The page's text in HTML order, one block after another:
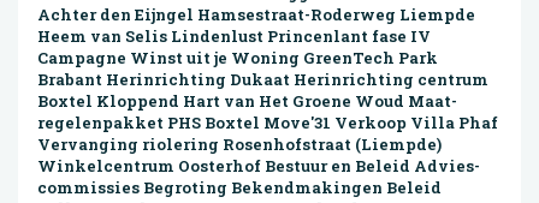
Achter den Eijngel Hamse­straat-Roderweg Liempde
Heem van Selis Lindenlust Princen­lant fase IV
Campagne Winst uit je Woning GreenTech Park
Brabant Herinrichting Dukaat Her­inrich­ting centrum
Boxtel Kloppend Hart van Het Groene Woud Maat­
regelen­pakket PHS Boxtel Move'31 Verkoop Villa Phaf
Vervanging riolering Rosenhofstraat (Liempde)
Winkel­centrum Oosterhof Bestuur en Beleid Advies­
commissies Begroting Bekendmakingen Beleid